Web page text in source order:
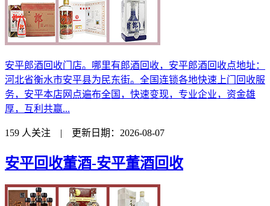
安平郎酒回收门店。哪里有郎酒回收，安平郎酒回收点地址：
河北省衡水市安平县为民东街。全国连锁各地快速上门回收服
务，安平本店网点遍布全国，快速变现，专业企业，资金雄
厚，互利共赢...
159 人关注 | 更新日期：2026-08-07
安平回收董酒-安平董酒回收